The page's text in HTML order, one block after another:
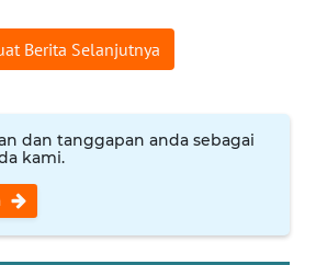
Berita Selanjutnya
dan tanggapan anda sebagai
kami.